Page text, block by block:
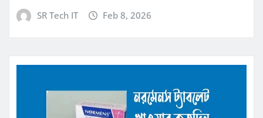
SR Tech IT Feb 8, 2026